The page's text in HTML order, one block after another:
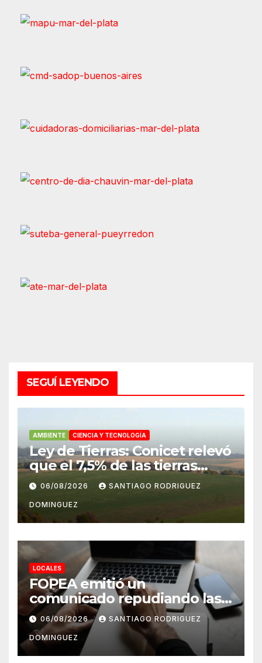
SEGUÍ LEYENDO
AMBIENTE CIENCIA Y TECNOLOGÍA
Ley de Tierras: Conicet relevó
que el 7,5% de las tierras
rurales de Mar del Plata
pertenecen a extranjeros
06/08/2026 SANTIAGO RODRIGUEZ
DOMINGUEZ
LOCALES
FOPEA emitió un
comunicado repudiando las
cuentas pseudo periodísticas
de Instagram en Mar del
Plata
06/08/2026 SANTIAGO RODRIGUEZ
DOMINGUEZ